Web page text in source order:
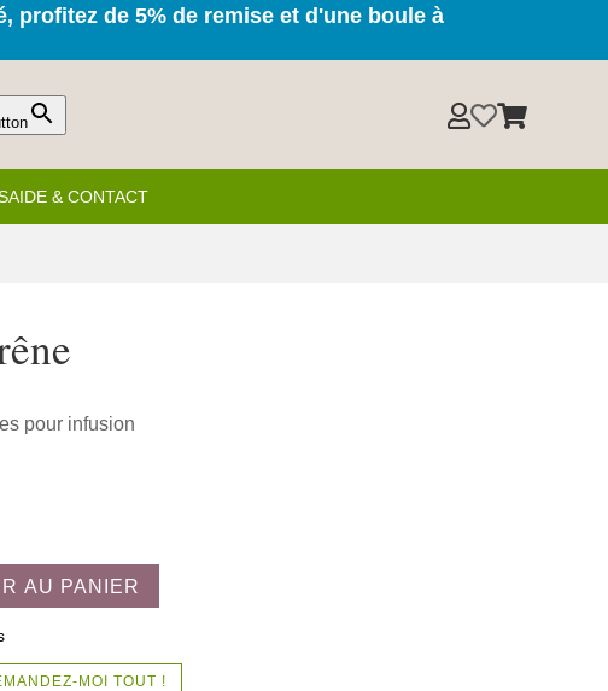
profitez de 5% de remise et d'une boule à

AIDE & CONTACT
pour infusion
AU PANIER
MOI TOUT !